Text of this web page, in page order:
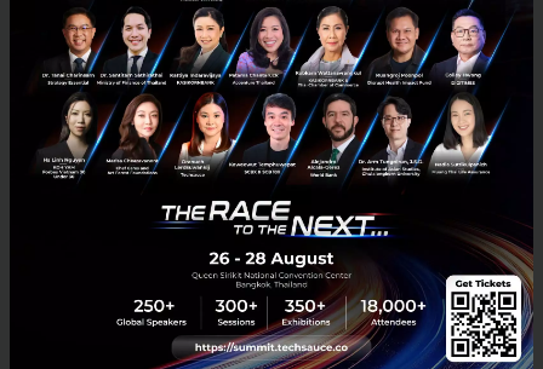
จะมาพูดถึง NFTs และกรณีศึกษาของนิตยสาร TIME...
กรกฎาคม 27, 2022| By Techsauce Team
23
Metaverse nfts time media blockchain